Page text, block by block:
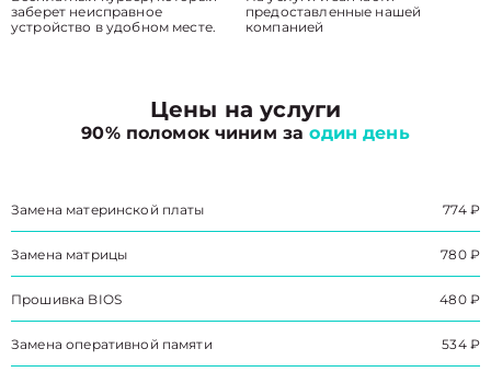
заберет неисправное
устройство в удобном месте.
предоставленные нашей
компанией
Цены на услуги
90% поломок чиним заодин день
Замена материнской платы 774 ₽
Замена матрицы 780 ₽
Прошивка BIOS 480 ₽
Замена оперативной памяти 534 ₽